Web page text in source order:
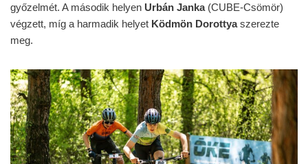
győzelmét. A második helyen Urbán Janka(CUBE-Csömör)
végzett, míg a harmadik helyet Ködmön Dorottyaszerezte
meg.